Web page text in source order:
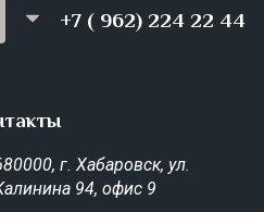
+7 ( 962) 224 22 44
г. Хабаровск, ул.
94, офис 9